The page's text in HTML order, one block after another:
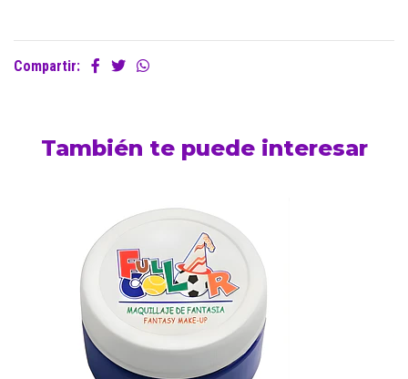
Compartir:
También te puede interesar